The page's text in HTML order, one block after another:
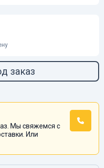
заказ
Мы свяжемся с
Или